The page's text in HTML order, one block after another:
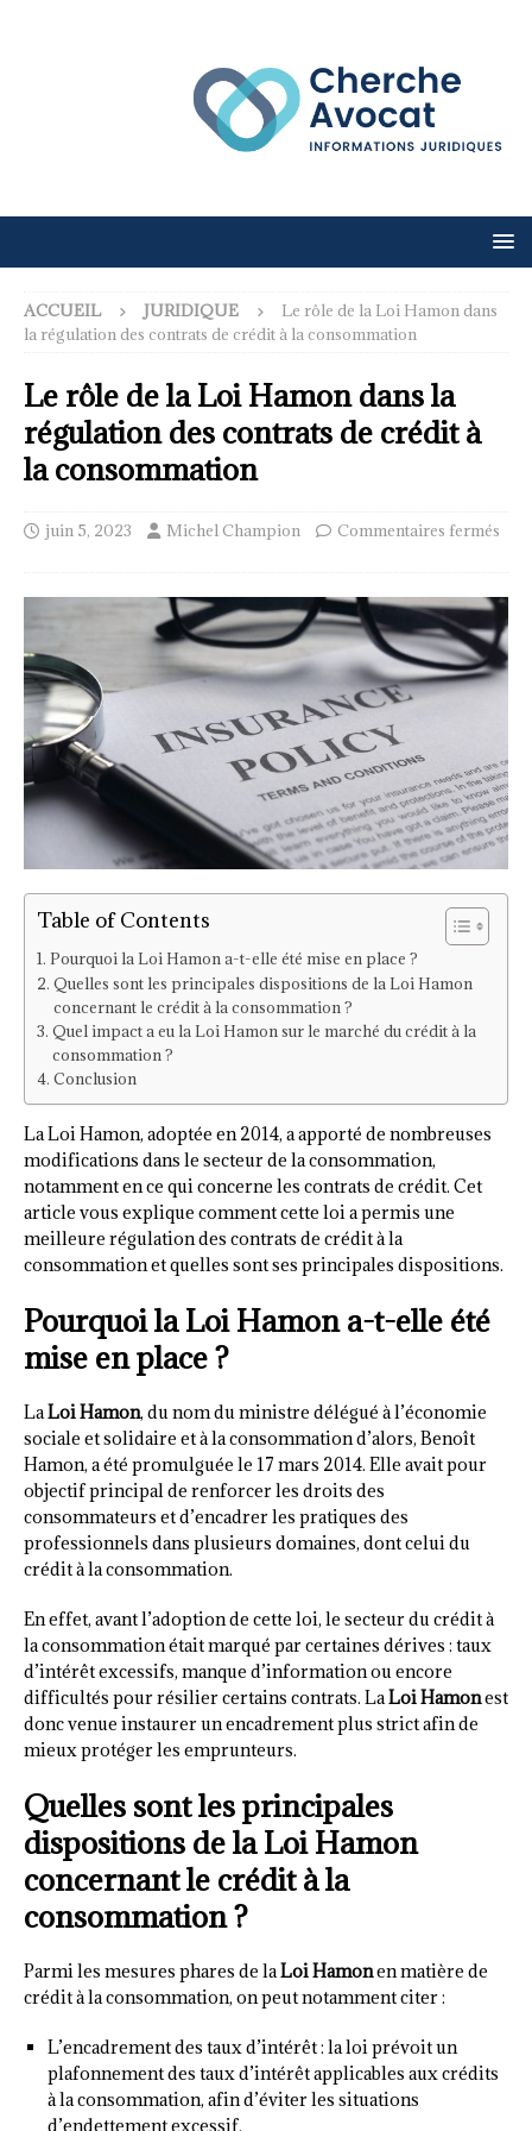
ACCUEIL JURIDIQUE
Le rôle de la Loi Hamon dans
la régulation des contrats de crédit à la consommation
Le rôle de la Loi Hamon dans la
régulation des contrats de crédit à
la consommation
juin 5, 2023 Michel Champion Commentaires fermés
Table of Contents
Pourquoi la Loi Hamon a-t-elle été mise en place ?
Quelles sont les principales dispositions de la Loi Hamon
concernant le crédit à la consommation ?
Quel impact a eu la Loi Hamon sur le marché du crédit à la
consommation ?
Conclusion
La Loi Hamon, adoptée en 2014, a apporté de nombreuses
modifications dans le secteur de la consommation,
notamment en ce qui concerne les contrats de crédit. Cet
article vous explique comment cette loi a permis une
meilleure régulation des contrats de crédit à la
consommation et quelles sont ses principales dispositions.
Pourquoi la Loi Hamon a-t-elle été
mise en place ?
LaLoi Hamon, du nom du ministre délégué à l’économie
sociale et solidaire et à la consommation d’alors, Benoît
Hamon, a été promulguée le 17 mars 2014. Elle avait pour
objectif principal de renforcer les droits des
consommateurs et d’encadrer les pratiques des
professionnels dans plusieurs domaines, dont celui du
crédit à la consommation.
En effet, avant l’adoption de cette loi, le secteur du crédit à
la consommation était marqué par certaines dérives : taux
d’intérêt excessifs, manque d’information ou encore
difficultés pour résilier certains contrats. LaLoi Hamonest
donc venue instaurer un encadrement plus strict afin de
mieux protéger les emprunteurs.
Quelles sont les principales
dispositions de la Loi Hamon
concernant le crédit à la
consommation ?
Parmi les mesures phares de laLoi Hamonen matière de
crédit à la consommation, on peut notamment citer :
L’encadrement des taux d’intérêt : la loi prévoit un
plafonnement des taux d’intérêt applicables aux crédits
à la consommation, afin d’éviter les situations
d’endettement excessif.